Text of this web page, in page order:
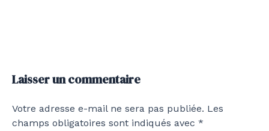
Laisser un commentaire
Votre adresse e-mail ne sera pas publiée. Les
champs obligatoires sont indiqués avec *